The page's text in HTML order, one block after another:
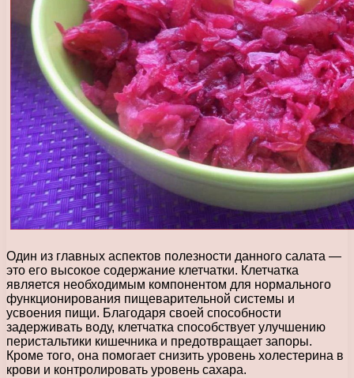
Один из главных аспектов полезности данного салата —
это его высокое содержание клетчатки. Клетчатка
является необходимым компонентом для нормального
функционирования пищеварительной системы и
усвоения пищи. Благодаря своей способности
задерживать воду, клетчатка способствует улучшению
перистальтики кишечника и предотвращает запоры.
Кроме того, она помогает снизить уровень холестерина в
крови и контролировать уровень сахара.